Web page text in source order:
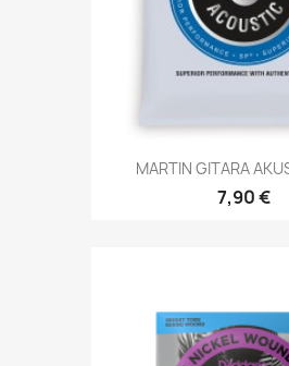
MARTIN GITARA
7,90 €